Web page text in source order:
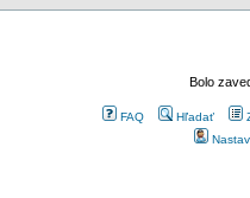
Bolo
FAQ Hľadať